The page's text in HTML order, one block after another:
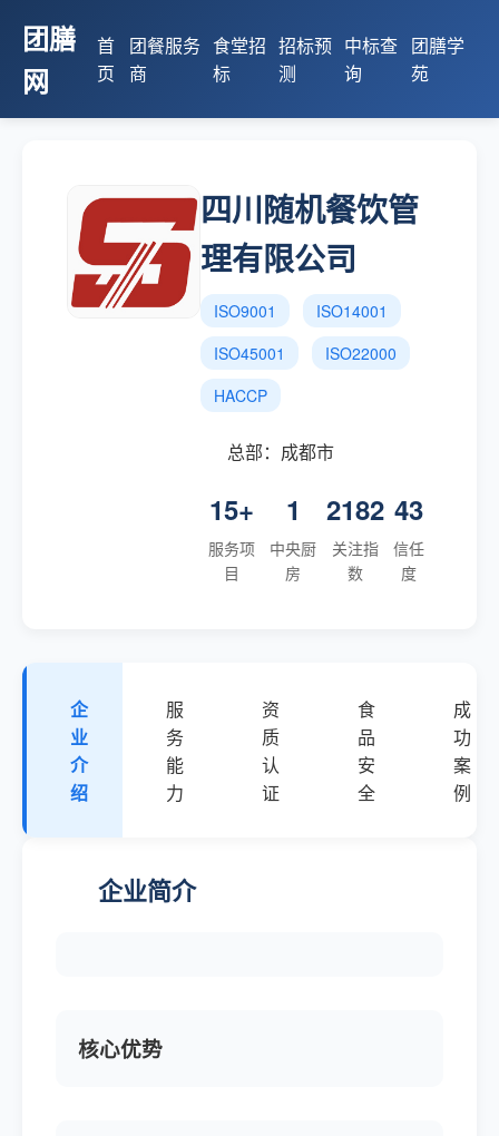
团膳
网
首
页
团餐服务
商
食堂招
标
招标预
测
中标查
询
团膳学
苑
四川随机餐饮管
理有限公司
ISO9001
ISO14001
ISO45001
ISO22000
HACCP
总部：成都市
15+
服务项
目
1
中央厨
房
2182
关注指
数
43
信任
度
企
业
介
绍
服
务
能
力
资
质
认
证
食
品
安
全
成
功
案
例
企业简介
核心优势